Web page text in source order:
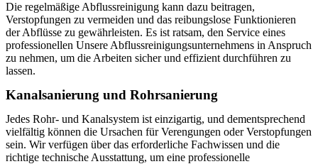
Die regelmäßige Abflussreinigung kann dazu beitragen,
Verstopfungen zu vermeiden und das reibungslose Funktionieren
der Abflüsse zu gewährleisten. Es ist ratsam, den Service eines
professionellen Unsere Abflussreinigungsunternehmens in Anspruch
zu nehmen, um die Arbeiten sicher und effizient durchführen zu
lassen.
Kanalsanierung und Rohrsanierung
Jedes Rohr- und Kanalsystem ist einzigartig, und dementsprechend
vielfältig können die Ursachen für Verengungen oder Verstopfungen
sein. Wir verfügen über das erforderliche Fachwissen und die
richtige technische Ausstattung, um eine professionelle